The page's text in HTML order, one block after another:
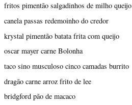
fritos pimentão salgadinhos de milho queijo
canela passas redemoinho do credor
krystal pimentão batata frita com queijo
oscar mayer carne Bolonha
taco sino musculoso cinco camadas burrito
dragão carne arroz frito de lee
bridgford pão de macaco